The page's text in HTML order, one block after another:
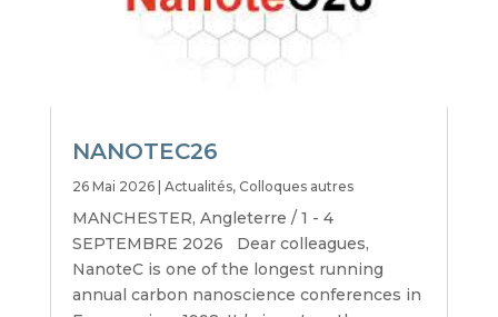
NANOTEC26
26 Mai 2026| Actualités, Colloques autres
MANCHESTER, Angleterre / 1 - 4
SEPTEMBRE 2026 Dear colleagues,
NanoteC is one of the longest running
annual carbon nanoscience conferences in